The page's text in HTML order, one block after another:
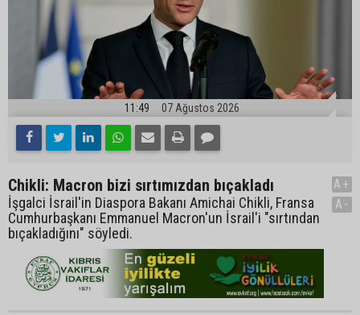
11:49 07 Ağustos 2026
Chikli: Macron bizi sırtımızdan bıçakladı
İşgalci İsrail'in Diaspora Bakanı Amichai Chikli, Fransa
Cumhurbaşkanı Emmanuel Macron'un İsrail'i "sırtından
bıçakladığını" söyledi.
A+
A-